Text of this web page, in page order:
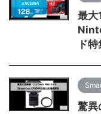
最大
ド
驚異